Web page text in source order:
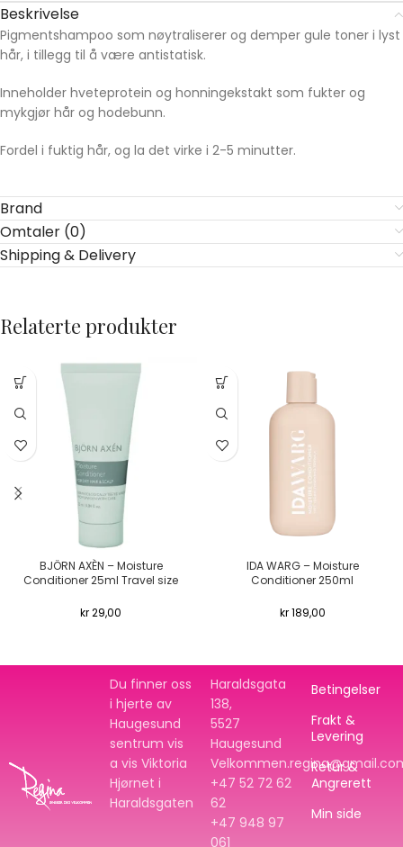
Beskrivelse
Pigmentshampoo som nøytraliserer og demper gule toner i lyst
hår, i tillegg til å være antistatisk.
Inneholder hveteprotein og honningekstakt som fukter og
mykgjør hår og hodebunn.
Fordel i fuktig hår, og la det virke i 2-5 minutter.
Brand
Omtaler (0)
Shipping & Delivery
Relaterte produkter
BJÖRN AXÈN – Moisture
Conditioner 25ml Travel size
kr29,00
IDA WARG – Moisture
Conditioner 250ml
kr189,00
Du finner oss
i hjerte av
Haugesund
sentrum vis
a vis Viktoria
Hjørnet i
Haraldsgaten
Haraldsgata
138,
5527
Haugesund
+47 52 72 62
62
+47 948 97
061
Betingelser
Frakt &
Levering
Retur &
Angrerett
Min side